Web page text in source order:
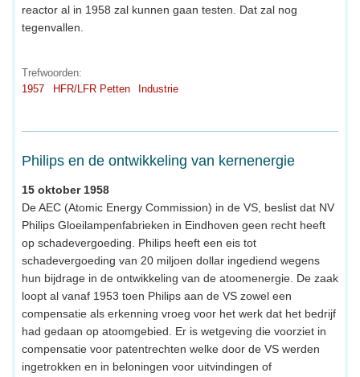
reactor al in 1958 zal kunnen gaan testen. Dat zal nog
tegenvallen.
Trefwoorden:
1957
HFR/LFR Petten Industrie
Philips en de ontwikkeling van kernenergie
15 oktober 1958
De AEC (Atomic Energy Commission) in de VS, beslist dat NV
Philips Gloeilampenfabrieken in Eindhoven geen recht heeft
op schadevergoeding. Philips heeft een eis tot
schadevergoeding van 20 miljoen dollar ingediend wegens
hun bijdrage in de ontwikkeling van de atoomenergie. De zaak
loopt al vanaf 1953 toen Philips aan de VS zowel een
compensatie als erkenning vroeg voor het werk dat het bedrijf
had gedaan op atoomgebied. Er is wetgeving die voorziet in
compensatie voor patentrechten welke door de VS werden
ingetrokken en in beloningen voor uitvindingen of